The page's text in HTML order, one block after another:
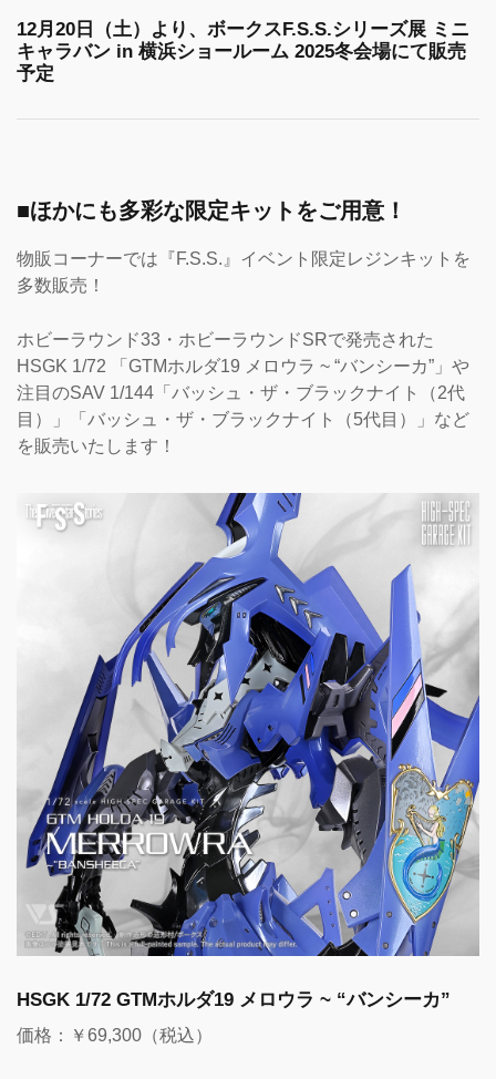
12月20日（土）より、ボークスF.S.S.シリーズ展 ミニ
キャラバン in 横浜ショールーム 2025冬会場にて販売
予定
■ほかにも多彩な限定キットをご用意！
物販コーナーでは『F.S.S.』イベント限定レジンキットを
多数販売！
ホビーラウンド33・ホビーラウンドSRで発売された
HSGK 1/72 「GTMホルダ19 メロウラ ~ “バンシーカ”」や
注目のSAV 1/144「バッシュ・ザ・ブラックナイト（2代
目）」「バッシュ・ザ・ブラックナイト（5代目）」など
を販売いたします！
HSGK 1/72 GTMホルダ19 メロウラ ~ “バンシーカ”
価格：￥69,300（税込）